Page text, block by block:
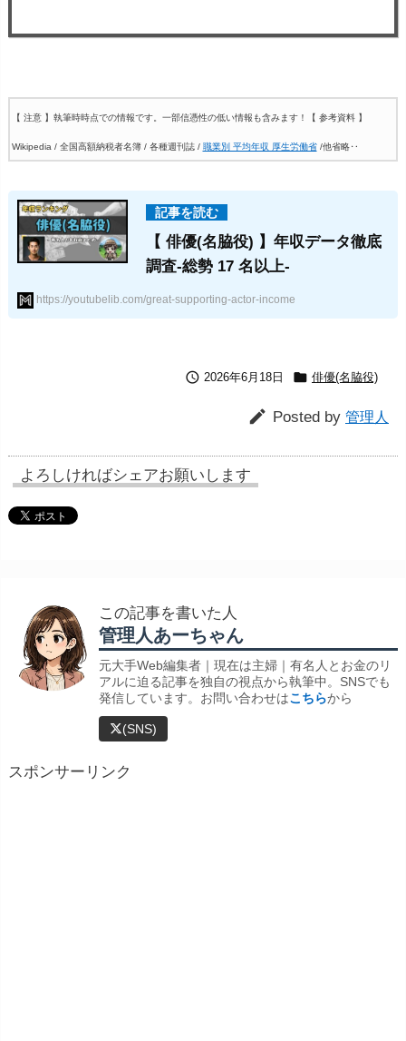
【 注意 】執筆時時点での情報です。一部信憑性の低い情報も含みます！ 【 参考資料 】
Wikipedia / 全国高額納税者名簿 / 各種週刊誌 / 職業別 平均年収 厚生労働省/他省略‥
【 俳優(名脇役) 】年収データ徹底
調査-総勢 17 名以上-
https://youtubelib.com/great-supporting-actor-income
 2026年6月18日  俳優(名脇役)
 Posted by 管理人
よろしければシェアお願いします
この記事を書いた人
管理人あーちゃん
元大手Web編集者｜現在は主婦｜有名人とお金のリ
アルに迫る記事を独自の視点から執筆中。SNSでも
発信しています。お問い合わせはこちらから
(SNS)
スポンサーリンク